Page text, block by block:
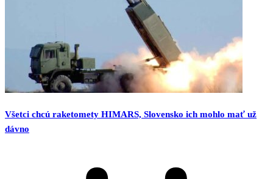
Všetci chcú raketomety HIMARS, Slovensko ich mohlo mať už
dávno